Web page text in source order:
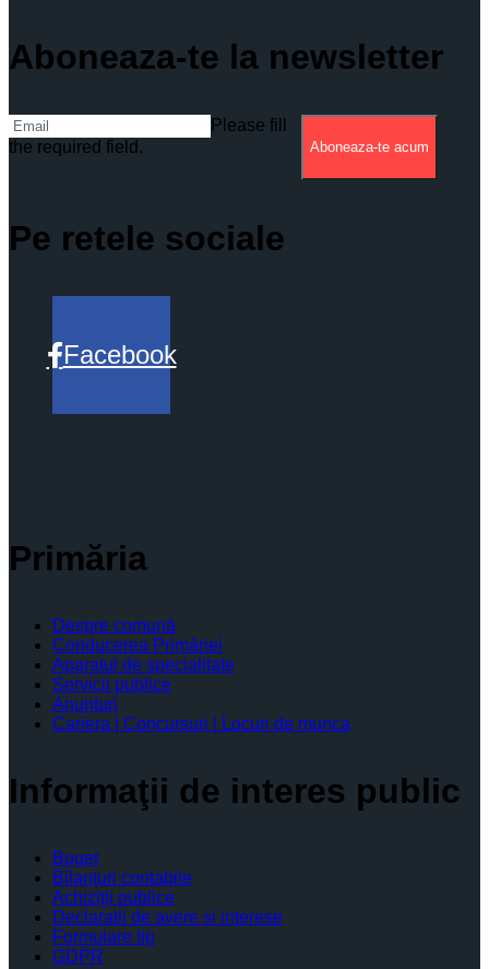
Aboneaza-te la newsletter
Please fill
the required field.
Aboneaza-te acum
Pe retele sociale
Facebook
Primăria
Despre comună
Conducerea Primăriei
Aparatul de specialitate
Servicii publice
Anunturi
Cariera | Concursuri | Locuri de munca
Informaţii de interes public
Buget
Bilanţuri contabile
Achiziţii publice
Declaratii de avere si interese
Formulare tip
GDPR